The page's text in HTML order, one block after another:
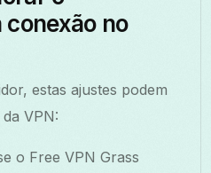
no
estas ajustes podem
VPN:
o Free VPN Grass